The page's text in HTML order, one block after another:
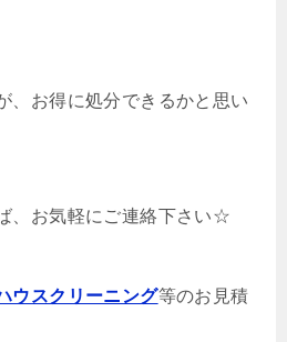
、お得に処分できるかと思い
、お気軽にご連絡下さい☆
ウスクリーニング等のお見積